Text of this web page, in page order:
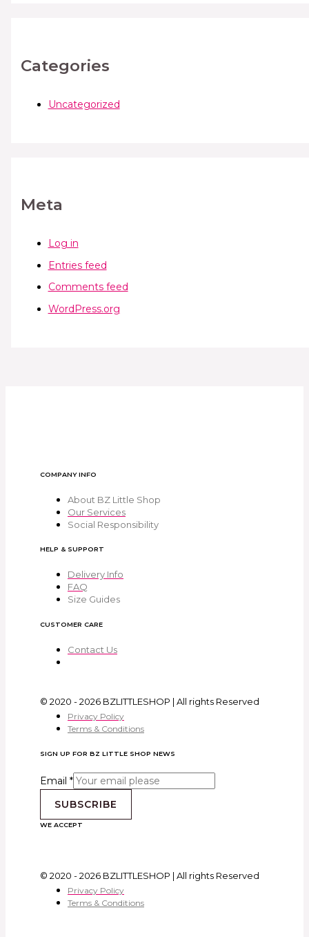
Categories
Uncategorized
Meta
Log in
Entries feed
Comments feed
WordPress.org
COMPANY INFO
About BZ Little Shop
Our Services
Social Responsibility
HELP & SUPPORT
Delivery Info
FAQ
Size Guides
CUSTOMER CARE
Contact Us
© 2020 - 2026 BZLITTLESHOP | All rights Reserved
Privacy Policy
Terms & Conditions
SIGN UP FOR BZ LITTLE SHOP NEWS
Email *
SUBSCRIBE
WE ACCEPT
© 2020 - 2026 BZLITTLESHOP | All rights Reserved
Privacy Policy
Terms & Conditions